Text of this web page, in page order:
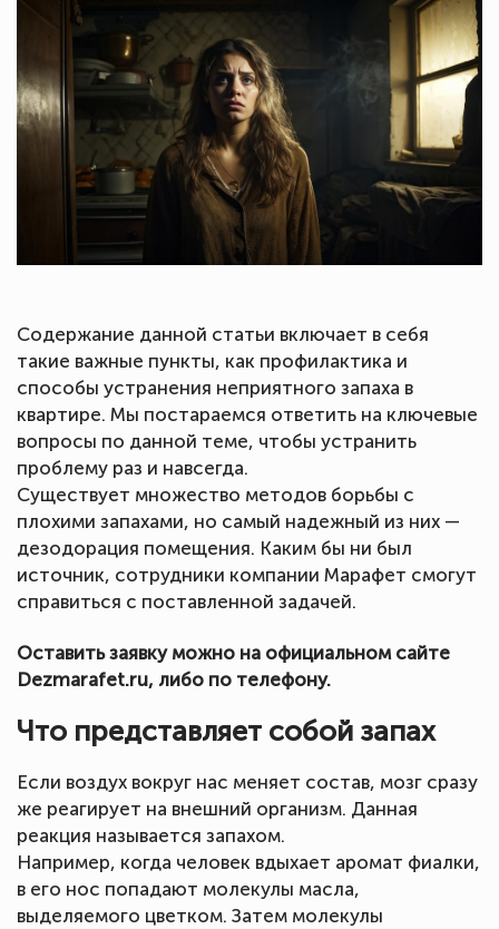
Содержание данной статьи включает в себя
такие важные пункты, как профилактика и
способы устранения неприятного запаха в
квартире. Мы постараемся ответить на ключевые
вопросы по данной теме, чтобы устранить
проблему раз и навсегда.
Существует множество методов борьбы с
плохими запахами, но самый надежный из них —
дезодорация помещения. Каким бы ни был
источник, сотрудники компании Марафет смогут
справиться с поставленной задачей.
Оставить заявку можно на официальном сайте
Dezmarafet.ru, либо по телефону.
Что представляет собой запах
Если воздух вокруг нас меняет состав, мозг сразу
же реагирует на внешний организм. Данная
реакция называется запахом.
Например, когда человек вдыхает аромат фиалки,
в его нос попадают молекулы масла,
выделяемого цветком. Затем молекулы